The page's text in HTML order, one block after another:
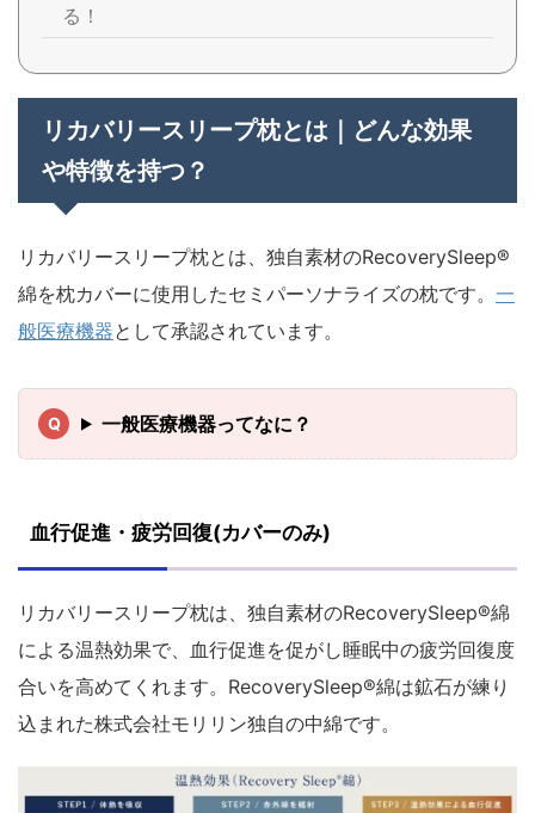
る！
リカバリースリープ枕とは｜どんな効果
や特徴を持つ？
リカバリースリープ枕とは、独自素材のRecoverySleep®
綿を枕カバーに使用したセミパーソナライズの枕です。 一
般医療機器として承認されています。
一般医療機器ってなに？
血行促進・疲労回復(カバーのみ)
リカバリースリープ枕は、独自素材のRecoverySleep®綿
による温熱効果で、血行促進を促がし睡眠中の疲労回復度
合いを高めてくれます。RecoverySleep®綿は鉱石が練り
込まれた株式会社モリリン独自の中綿です。